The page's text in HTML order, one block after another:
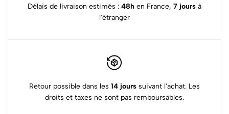
Délais de livraison estimés : 48h en France, 7 jours à
l'étranger
Retour possible dans les 14 jours suivant l'achat. Les
droits et taxes ne sont pas remboursables.